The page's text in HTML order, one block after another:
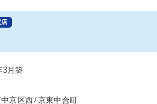
店
3月築
京区西ﾉ京東中合町